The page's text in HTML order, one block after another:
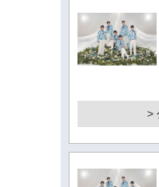
>